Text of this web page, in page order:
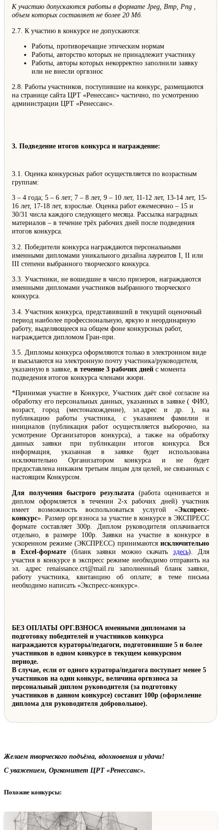
К участию допускаются работы в формате Jpeg, Bmp, Png ,
объем которых составляет не более 20 Мб.
2.7. К участию в конкурсе не допускаются:
Работы, противоречащие этическим нормам
Работы, авторство которых не принадлежит участнику
Работы, авторы которых некорректно заполнили заявку
или не внесли оргвзнос
2.8. Работы участников, поступившие на конкурс, размещаются
на странице сайта ЦРТ «Ренессанс» частично, по усмотрению
администрации ЦРТ «Ренессанс».
3. Подведение итогов конкурса и награждение:
3.1. Оценка конкурсных работ осуществляется по возрастным
группам:
3 – 4 года; 5 – 6 лет; 7 – 8 лет, 9 – 10 лет, 11-12 лет, 13-14 лет, 15-
16 лет, 17-18 лет, взрослые. Оценка работ ежемесячно – 15 и
30/31 числа каждого следующего месяца. Рассылка наградных
материалов – в течение трёх рабочих дней после подведения
итогов конкурса.
3.2. Победители конкурса награждаются персональными
именными дипломами уникального дизайна лауреатов I, II или
III степени выбранного творческого конкурса.
3.3. Участники, не вошедшие в число призеров, награждаются
именными дипломами участников выбранного творческого
конкурса.
3.4. Участник конкурса, представивший в текущий оценочный
период наиболее профессиональную, яркую и неординарную
работу, выделяющееся на общем фоне конкурсных работ,
награждается дипломом Гран-при.
3.5. Дипломы конкурса оформляются только в электронном виде
и высылаются на электронную почту участника/руководителя,
указанную в заявке, в течение 3 рабочих дней с момента
подведения итогов конкурса членами жюри.
*Принимая участие в Конкурсе, Участник даёт своё согласие на
обработку его персональных данных, указанных в заявке ( ФИО,
возраст, город (местонахождение), эл.адрес и др. ), на
публикацию работы участника, с указанием фамилии и
инициалов (публикация работ осуществляется выборочно, на
усмотрение Организаторов конкурса), а также на обработку
данных заявки при публикации итогов конкурса. Вся
информация, указанная в заявке будет использована
исключительно Организатором конкурса и не будет
предоставлена никаким третьим лицам для целей, не связанных с
настоящим Конкурсом.
Для получения быстрого результата (работа оценивается и
диплом оформляется в течении 2-х рабочих дней) участник
имеет возможность воспользоваться услугой «Экспресс-
конкурс». Размер орг.взноса за участие в конкурсе в ЭКСПРЕСС
формате составляет 300р. Диплом руководителя оплачивается
отдельно, в размере 100р. Заявки на участие в конкурсе в
ускоренном режиме (ЭКСПРЕСС) принимаются исключительно
в Excel-формате (бланк заявки можно скачать здесь). Для
участия в конкурсе в экспресс режиме необходимо отправить на
эл. адрес renaissance.crt@mail.ru заполненный бланк заявки,
работу участника, квитанцию об оплате; в теме письма
необходимо написать «Экспресс-конкурс».
БЕЗ ОПЛАТЫ ОРГ.ВЗНОСА именными дипломами за
подготовку победителей и участников конкурса
награждаются кураторы/педагоги, подготовившие 5 и более
участников в одном конкурсе в текущем конкурсном
периоде.
В случае, если от одного куратора/педагога поступает менее 5
участников на один конкурс, величина оргвзноса за
персональный диплом руководителя (за подготовку
участников в данном конкурсе) составит 100р (оформление
диплома для руководителя добровольное).
Желаем творческого подъёма, вдохновения и удачи!
С уважением, Оргкомитет ЦРТ «Ренессанс».
Похожие конкурсы: